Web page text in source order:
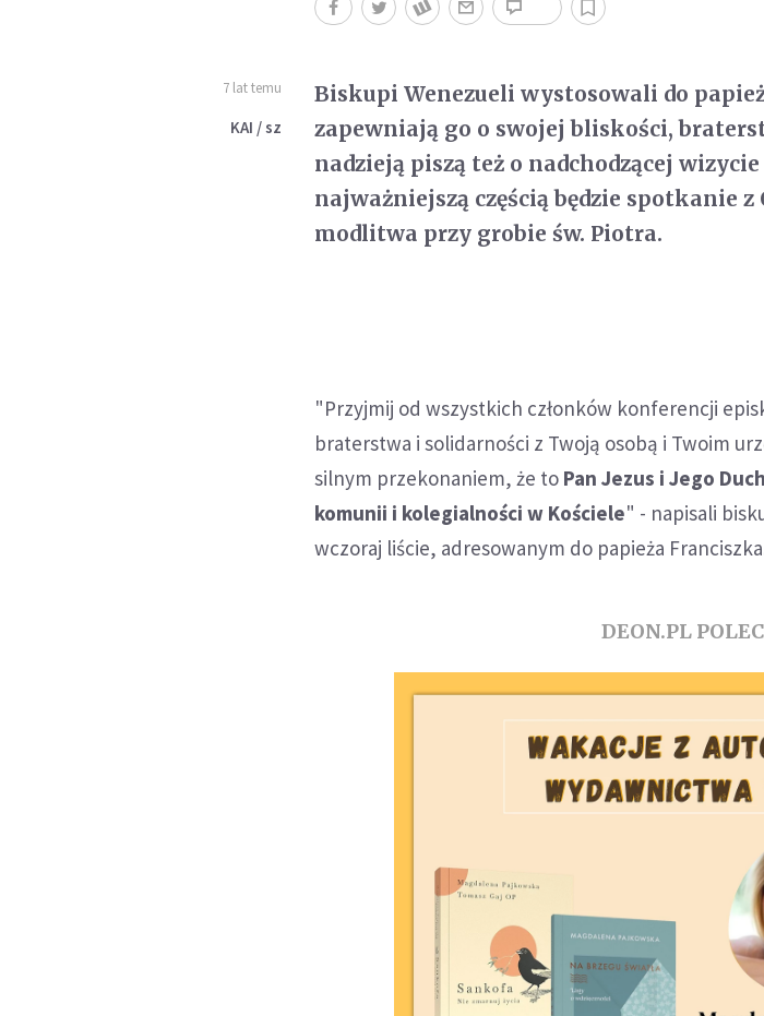
7 lat temu
KAI / sz
Biskupi Wenezueli wystosowali do
zapewniają go o swojej bliskości,
nadzieją piszą też o nadchodzącej
najważniejszą częścią będzie spotkanie
modlitwa przy grobie św. Piotra.
"Przyjmij od wszystkich członków konferencji
braterstwa i solidarności z Twoją osobą i Twoim
silnym przekonaniem, że to Pan Jezus i Jego
komunii i kolegialności w Kościele" - napisali
wczoraj liście, adresowanym do papieża
DEON.PL